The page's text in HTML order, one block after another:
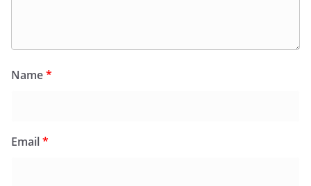
Name*
Email*